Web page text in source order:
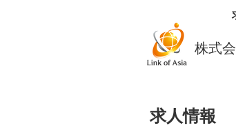
株式
求人情報